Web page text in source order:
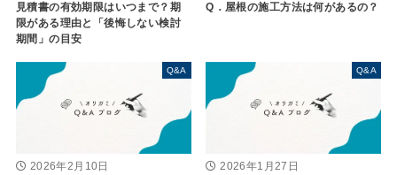
見積書の有効期限はいつまで？期
限がある理由と「後悔しない検討
期間」の目安
Q．屋根の施工方法は何があるの？
Q&A
2026年2月10日
Q&A
2026年1月27日